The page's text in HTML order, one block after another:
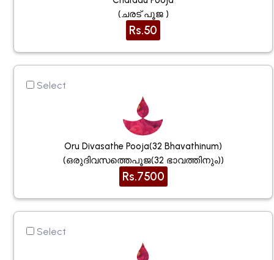
(ചരട് പൂജ )
Rs.50
Select
Oru Divasathe Pooja(32 Bhavathinum)
(ഒരുദിവസത്തെപൂജ(32 ഭാവത്തിനും))
Rs.7500
Select